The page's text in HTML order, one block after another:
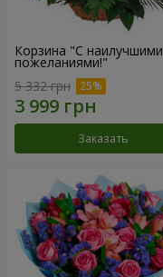
Корзина "С наилучшими
пожеланиями!"
5 332 грн
Заказать